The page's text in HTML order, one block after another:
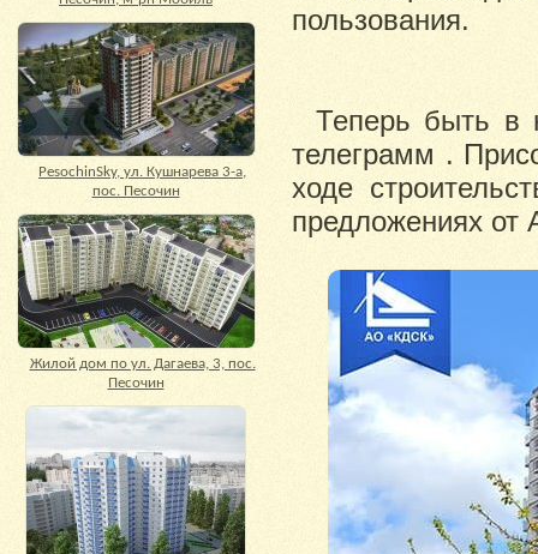
PesochinSky, ул. Кушнарева 3-а,
пос. Песочин
Жилой дом по ул. Дагаева, 3, пос.
Песочин
пользования.
Теперь быть в
телеграмм .
ходе
предложениях